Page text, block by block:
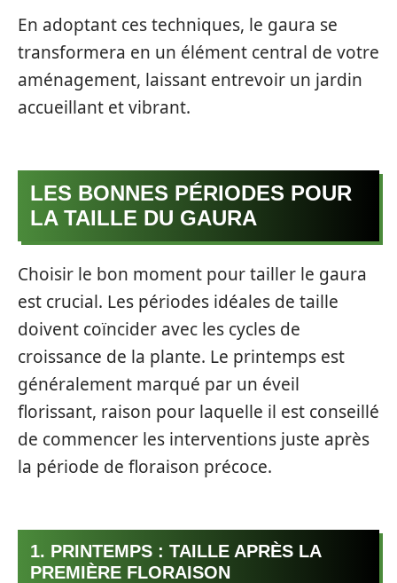
En adoptant ces techniques, le gaura se
transformera en un élément central de votre
aménagement, laissant entrevoir un jardin
accueillant et vibrant.
LES BONNES PÉRIODES POUR
LA TAILLE DU GAURA
Choisir le bon moment pour tailler le gaura
est crucial. Les périodes idéales de taille
doivent coïncider avec les cycles de
croissance de la plante. Le printemps est
généralement marqué par un éveil
florissant, raison pour laquelle il est conseillé
de commencer les interventions juste après
la période de floraison précoce.
1. PRINTEMPS : TAILLE APRÈS LA
PREMIÈRE FLORAISON